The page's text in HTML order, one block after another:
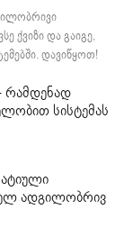
ქვიზი და გაიგე,
დავიწყოთ!
რამდენად
სისტემას
ადგილობრივ